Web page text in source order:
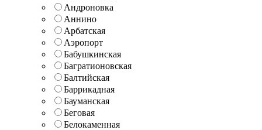
Андроновка
Аннино
Арбатская
Аэропорт
Бабушкинская
Багратионовская
Балтийская
Баррикадная
Бауманская
Беговая
Белокаменная